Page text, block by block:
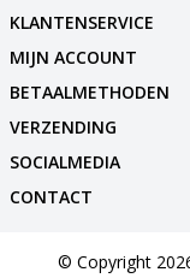
KLANTENSERVICE
MIJN ACCOUNT
BETAALMETHODEN
VERZENDING
SOCIALMEDIA
CONTACT
© Copyright